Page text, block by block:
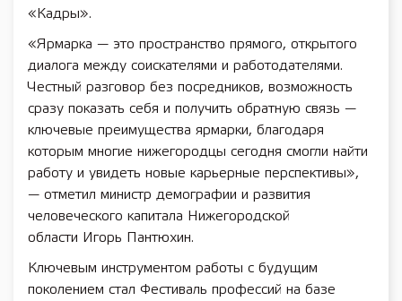
«Кадры».
«Ярмарка — это пространство прямого, открытого
диалога между соискателями и работодателями.
Честный разговор без посредников, возможность
сразу показать себя и получить обратную связь —
ключевые преимущества ярмарки, благодаря
которым многие нижегородцы сегодня смогли найти
работу и увидеть новые карьерные перспективы»,
— отметил министр демографии и развития
человеческого капитала Нижегородской
области Игорь Пантюхин.
Ключевым инструментом работы с будущим
поколением стал Фестиваль профессий на базе